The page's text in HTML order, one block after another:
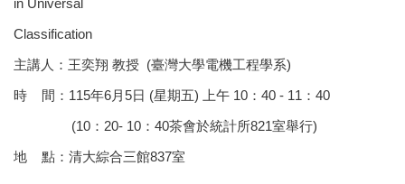
in Universal
Classification
主講人：王奕翔 教授 (臺灣大學電機工程學系)
時 間：115年6月5日 (星期五) 上午 10：40 - 11：40
(10：20- 10：40茶會於統計所821室舉行)
地 點：清大綜合三館837室